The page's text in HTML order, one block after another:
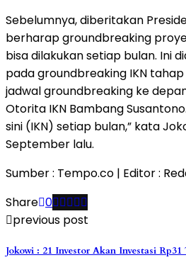
Sebelumnya, diberitakan
berharap groundbreaking
bisa dilakukan setiap bulan. Ini
pada groundbreaking IKN
jadwal groundbreaking ke
Otorita IKN Bambang
sini (IKN) setiap bulan,” kata
September lalu.
Sumber : Tempo.co | Editor :
Share 0
previous post
Jokowi : 21 Investor Akan Investasi